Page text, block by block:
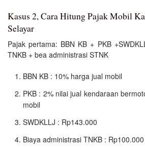
Kasus 2, Cara Hitung Pajak Mobil
Selayar
Pajak pertama: BBN KB + PKB
TNKB + bea administrasi STNK
BBN KB : 10% harga jual mobil
PKB : 2% nilai jual kendaraan
mobil
SWDKLLJ : Rp143.000
Biaya administrasi TNKB : Rp100.000